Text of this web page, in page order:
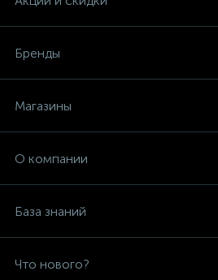
Бренды
Магазины
О компании
База знаний
Что нового?